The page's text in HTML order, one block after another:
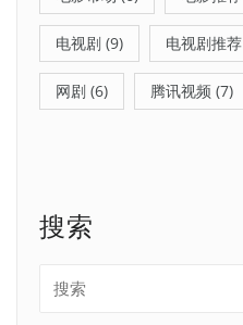
电视剧 (9) 电视剧推荐
网剧 (6) 腾讯视频 (7)
搜索